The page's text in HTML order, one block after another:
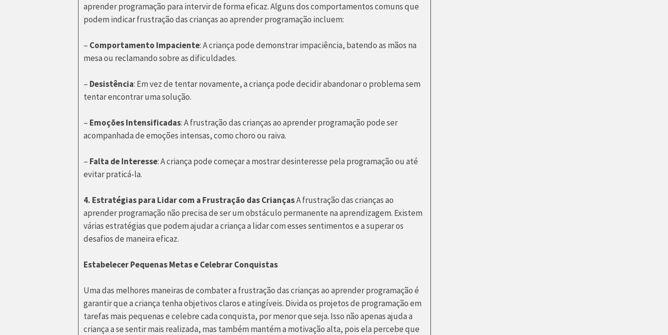
aprender programação para intervir de forma eficaz. Alguns dos comportamentos comuns que
podem indicar frustração das crianças ao aprender programação incluem:
– Comportamento Impaciente: A criança pode demonstrar impaciência, batendo as mãos na
mesa ou reclamando sobre as dificuldades.
– Desistência: Em vez de tentar novamente, a criança pode decidir abandonar o problema sem
tentar encontrar uma solução.
– Emoções Intensificadas: A frustração das crianças ao aprender programação pode ser
acompanhada de emoções intensas, como choro ou raiva.
– Falta de Interesse: A criança pode começar a mostrar desinteresse pela programação ou até
evitar praticá-la.
4. Estratégias para Lidar com a Frustração das CriançasA frustração das crianças ao
aprender programação não precisa de ser um obstáculo permanente na aprendizagem. Existem
várias estratégias que podem ajudar a criança a lidar com esses sentimentos e a superar os
desafios de maneira eficaz.
Estabelecer Pequenas Metas e Celebrar Conquistas
Uma das melhores maneiras de combater a frustração das crianças ao aprender programação é
garantir que a criança tenha objetivos claros e atingíveis. Divida os projetos de programação em
tarefas mais pequenas e celebre cada conquista, por menor que seja. Isso não apenas ajuda a
criança a se sentir mais realizada, mas também mantém a motivação alta, pois ela percebe que